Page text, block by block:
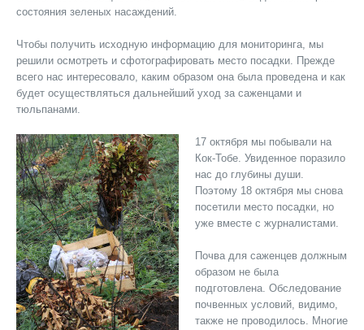
состояния зеленых насаждений.
Чтобы получить исходную информацию для мониторинга, мы
решили осмотреть и сфотографировать место посадки. Прежде
всего нас интересовало, каким образом она была проведена и как
будет осуществляться дальнейший уход за саженцами и
тюльпанами.
17 октября мы побывали на
Кок-Тобе. Увиденное поразило
нас до глубины души.
Поэтому 18 октября мы снова
посетили место посадки, но
уже вместе с журналистами.
Почва для саженцев должным
образом не была
подготовлена. Обследование
почвенных условий, видимо,
также не проводилось. Многие